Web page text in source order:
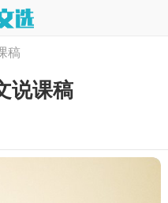
稿
说课稿